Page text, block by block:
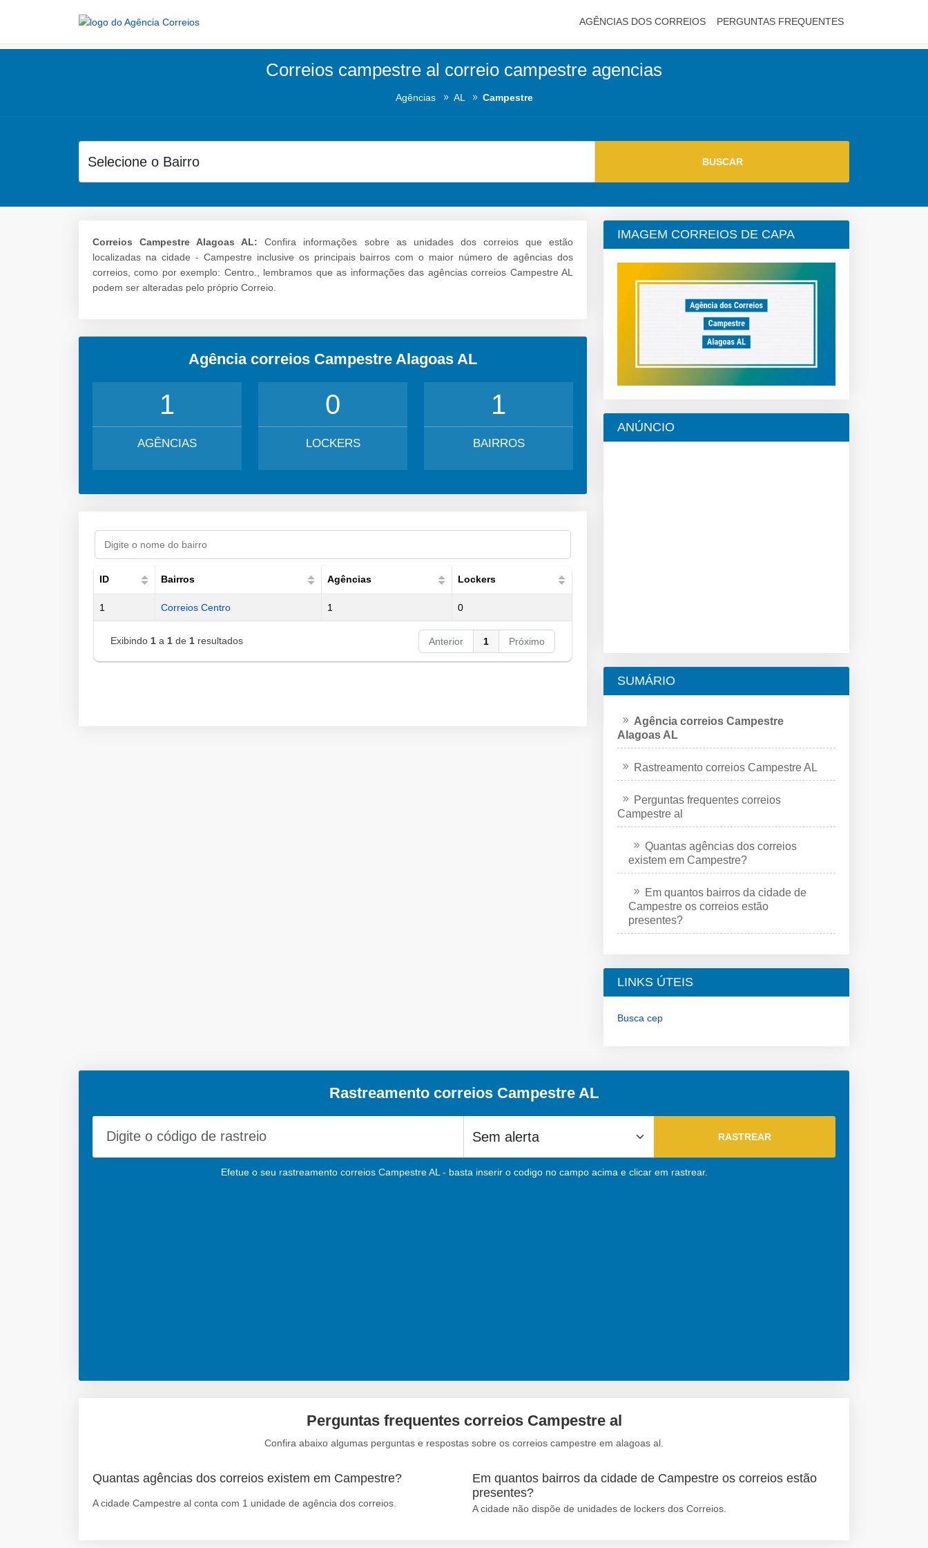
AGÊNCIAS DOS CORREIOS PERGUNTAS FREQUENTES
Correios campestre al correio campestre agencias
Agências AL Campestre
Correios Campestre Alagoas AL: Confira informações sobre as unidades dos correios que estão
localizadas na cidade - Campestre inclusive os principais bairros com o maior número de agências dos
correios, como por exemplo: Centro., lembramos que as informações das agências correios Campestre AL
podem ser alteradas pelo próprio Correio.
Agência correios Campestre Alagoas AL
1
AGÊNCIAS
0
LOCKERS
1
BAIRROS
ID Bairros Agências Lockers
1 Correios Centro 1 0
Exibindo 1 a 1 de 1 resultados Anterior 1 Próximo
IMAGEM CORREIOS DE CAPA
ANÚNCIO
SUMÁRIO
Agência correios Campestre
Alagoas AL
Rastreamento correios Campestre AL
Perguntas frequentes correios
Campestre al
Quantas agências dos correios
existem em Campestre?
Em quantos bairros da cidade de
Campestre os correios estão
presentes?
LINKS ÚTEIS
Busca cep
Rastreamento correios Campestre AL
Efetue o seu rastreamento correios Campestre AL - basta inserir o codigo no campo acima e clicar em rastrear.
Perguntas frequentes correios Campestre al
Confira abaixo algumas perguntas e respostas sobre os correios campestre em alagoas al.
Quantas agências dos correios existem em Campestre?
A cidade Campestre al conta com 1 unidade de agência dos correios.
Em quantos bairros da cidade de Campestre os correios estão
presentes?
A cidade não dispõe de unidades de lockers dos Correios.